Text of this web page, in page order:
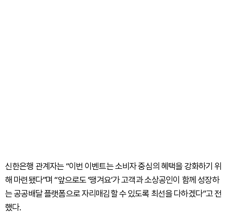
신한은행 관계자는 “이번 이벤트는 소비자 중심의 혜택을 강화하기 위
해 마련됐다”며 “앞으로도 ‘땡겨요’가 고객과 소상공인이 함께 성장하
는 공공배달 플랫폼으로 자리매김할 수 있도록 최선을 다하겠다”고 전
했다.